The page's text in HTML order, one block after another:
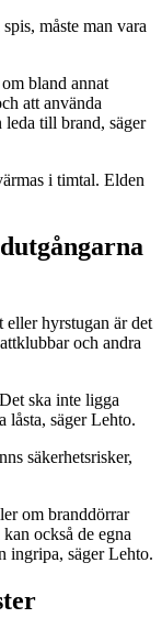
måste man vara
bland annat
att använda
till brand, säger
i timtal. Elden
eller hyrstugan är det
och andra
ska inte ligga
låsta, säger Lehto.
säkerhetsrisker,
om branddörrar
också de egna
ingripa, säger Lehto.